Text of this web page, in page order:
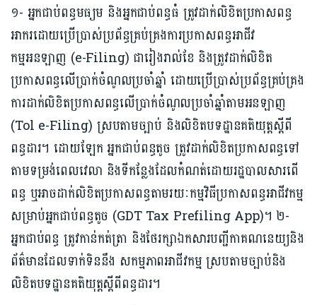
១- អ្នកជាប់ពន្ធមធ្យម និងអ្នកជាប់ពន្ធធំ ត្រូវដាក់លិខិតប្រកាសពន្ធ
អាករដោយប្រើប្រាស់ប្រព័ន្ធគ្រប់គ្រងការប្រកាសពន្ធអាជីវ
កម្មអនឡាញ (e-Filing) ជារៀងរាល់ខែ និងត្រូវដាក់លិខិត
ប្រកាសពន្ធលើប្រាក់ចំណូលប្រចាំឆ្នាំ ដោយប្រើប្រាស់ប្រព័ន្ធគ្រប់គ្រង
ការដាក់លិខិតប្រកាសពន្ធលើប្រាក់ចំណូលប្រចាំឆ្នាំតាមអនឡាញ
(Tol e-Filing) ស្របតាមច្បាប់ និងលិខិតបទដ្ឋានគតិយុត្តស្តីពី
ពន្ធដារ។ ដោយឡែក អ្នកជាប់ពន្ធតូច ត្រូវដាក់លិខិតប្រកាសពន្ធទៅ
តាមទម្រង់ពេលវេលា និងទីកន្លែងដែលកំណត់ដោយរដ្ឋបាលសារពើ
ពន្ធ ឬអាចដាក់លិខិតប្រកាសពន្ធតាមរយៈកម្មវិធីប្រកាសពន្ធអាជីវកម្ម
សម្រាប់អ្នកជាប់ពន្ធតូច (GDT Tax Prefiling App)។ ២-
អ្នកជាប់ពន្ធ ត្រូវកាន់កត់ត្រា និងថែរក្សាឯកសារបញ្ជីកាគណនេយ្យនិង
ព័ត៌មានដែលទាក់ទិននឹង សកម្មភាពអាជីវកម្ម ស្របតាមច្បាប់និង
លិខិតបទដ្ឋានគតិយុត្តស្តីពីពន្ធដារ។